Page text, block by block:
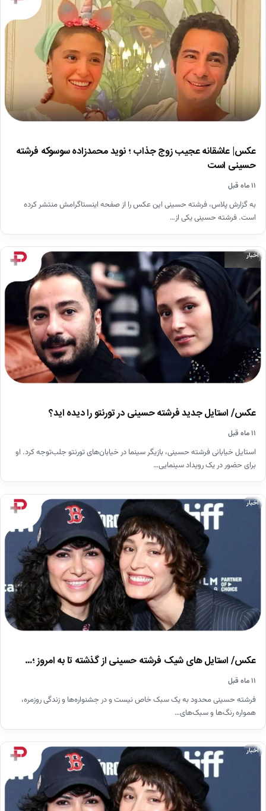
عکس| عاشقانه عجیب زوج جذاب ؛ نوید محمدزاده سوسوکه فرشته
حسینی است
۱۱ ماه قبل
به گزارش پلاس، فرشته حسینی این عکس را از صفحه اینستاگرامش منتشر کرده
است. فرشته حسینی یکی از…
اخبار
عکس/ استایل جدید فرشته حسینی در تورنتو را دیده اید؟
۱۱ ماه قبل
استایل خیابانی فرشته حسینی، بازیگر سینما در خیابان‌های تورنتو جلب‌توجه کرد. او
برای حضور در یک رویداد سینمایی…
اخبار
عکس/ استایل های شیک فرشته حسینی از گذشته تا به امروز ؛…
۱۱ ماه قبل
فرشته حسینی محدود به یک سبک خاص نیست و در جشنواره‌ها و زندگی روزمره،
همواره رنگ‌ها و سبک‌های…
اخبار